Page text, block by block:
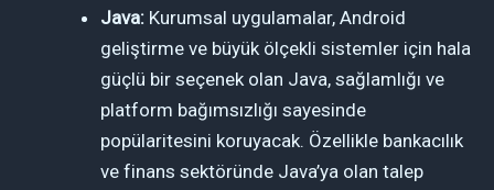
Java: Kurumsal uygulamalar, Android
geliştirme ve büyük ölçekli sistemler için hala
güçlü bir seçenek olan Java, sağlamlığı ve
platform bağımsızlığı sayesinde
popülaritesini koruyacak. Özellikle bankacılık
ve finans sektöründe Java’ya olan talep